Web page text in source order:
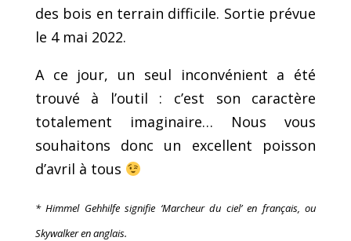
des bois en terrain difficile. Sortie prévue
le 4 mai 2022.
A ce jour, un seul inconvénient a été
trouvé à l’outil : c’est son caractère
totalement imaginaire… Nous vous
souhaitons donc un excellent poisson
d’avril à tous
*Himmel Gehhilfesignifie ‘Marcheur du ciel’ en français, ou
Skywalker en anglais.